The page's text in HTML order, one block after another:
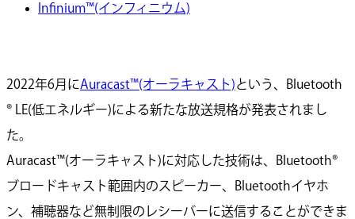
Infinium™(インフィニウム)
2022年6月にAuracast™(オーラキャスト)という、Bluetooth
® LE(低エネルギー)による新たな放送規格が発表されまし
た。
Auracast™(オーラキャスト)に対応した技術は、Bluetooth®
ブロードキャスト範囲内のスピーカー、Bluetoothイヤホ
ン、補聴器など無制限のレシーバーに送信することができま